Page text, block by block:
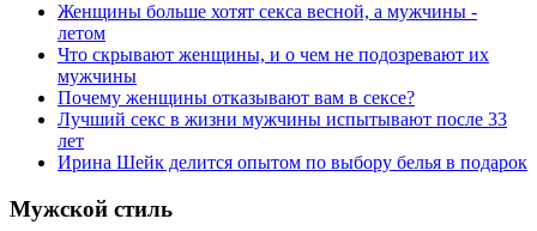
Женщины больше хотят секса весной, а мужчины -
летом
Что скрывают женщины, и о чем не подозревают их
мужчины
Почему женщины отказывают вам в сексе?
Лучший секс в жизни мужчины испытывают после 33
лет
Ирина Шейк делится опытом по выбору белья в подарок
Мужской стиль